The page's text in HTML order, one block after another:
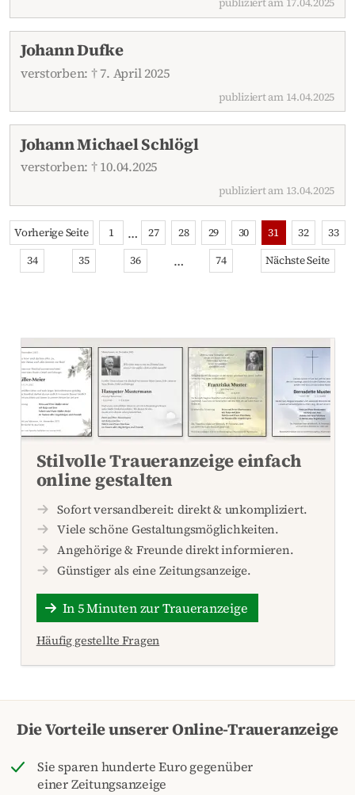
Johann Dufke
verstorben: † 7. April 2025
publiziert am 14.04.2025
Johann Michael Schlögl
verstorben: † 10.04.2025
publiziert am 13.04.2025
Vorherige Seite 1 … 27 28 29 30 31 32
33
34
35 36 … 74 Nächste Seite
Stilvolle Traueranzeige einfach
online gestalten
Sofort versandbereit: direkt & unkompliziert.
Viele schöne Gestaltungsmöglichkeiten.
Angehörige & Freunde direkt informieren.
Günstiger als eine Zeitungsanzeige.
In 5 Minuten zur Traueranzeige
Häufig gestellte Fragen
Die Vorteile unserer Online-Traueranzeige
Sie sparen hunderte Euro gegenüber
einer Zeitungsanzeige